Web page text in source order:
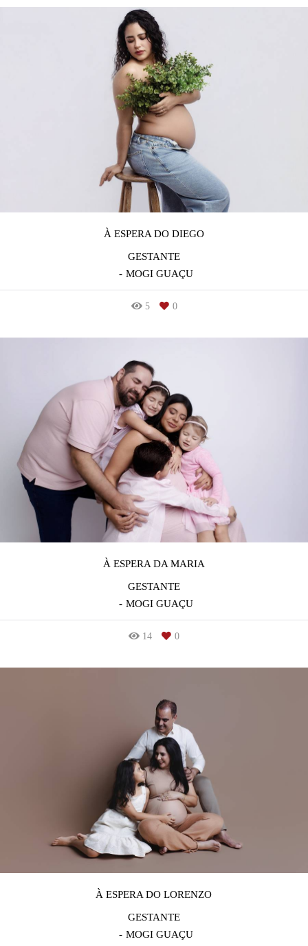
À ESPERA DO DIEGO
GESTANTE
MOGI GUAÇU
5 0
À ESPERA DA MARIA
GESTANTE
MOGI GUAÇU
14 0
À ESPERA DO LORENZO
GESTANTE
MOGI GUAÇU